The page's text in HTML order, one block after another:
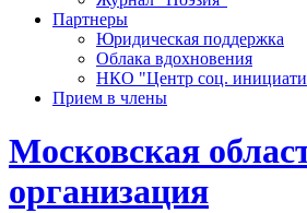
Партнеры
Юридическая поддержка
Облака вдохновения
НКО "Центр соц.
Прием в члены
Московская
организация